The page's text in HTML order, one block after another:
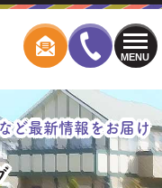
MENU
ど最新情報をお届け